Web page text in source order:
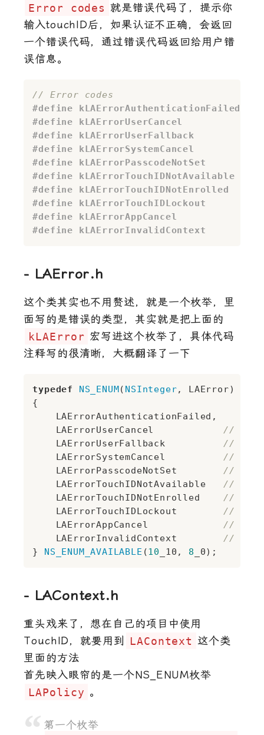
Error codes 就是错误代码了，提示你
输入touchID后，如果认证不正确，会返回
一个错误代码，通过错误代码返回给用户错
误信息。
// Error codes
#define
#define kLAErrorUserCancel
#define kLAErrorUserFallback
#define kLAErrorSystemCancel
#define kLAErrorPasscodeNotSet
#define
#define
#define kLAErrorTouchIDLockout
#define kLAErrorAppCancel
#define kLAErrorInvalidContext
- LAError.h
这个类其实也不用赘述，就是一个枚举，里
面写的是错误的类型，其实就是把上面的
kLAError 宏写进这个枚举了，具体代码
注释写的很清晰，大概翻译了一下
typedef NS_ENUM( NSInteger, LAError)
{
// 用户
// 用户点
// 被系统
// 用户
// 用户
// 用户
// 用户
// 在验
// 请求
} NS_ENUM_AVAILABLE (10 _10, 8
- LAContext.h
重头戏来了，想在自己的项目中使用
TouchID，就要用到
LAContext 这个类
里面的方法
首先映入眼帘的是一个NS_ENUM枚举
LAPolicy 。
第一个枚举